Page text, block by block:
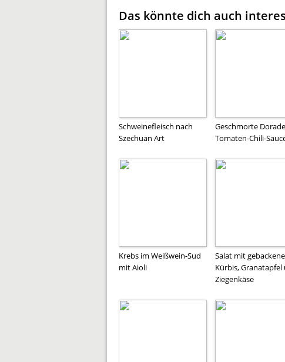
Das könnte dich auch
Schweinefleisch nach
Szechuan Art
Geschmorte
Tomaten-Chili-
Krebs im Weißwein-Sud
mit Aioli
Salat mit
Kürbis, Granatapfel
Ziegenkäse